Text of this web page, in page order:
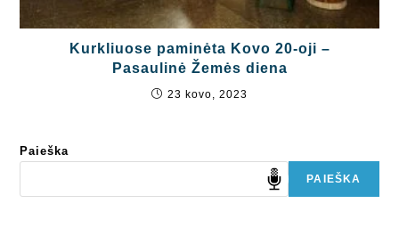
Kurkliuose paminėta Kovo 20-oji –
Pasaulinė Žemės diena
23 kovo, 2023
Paieška
PAIEŠKA